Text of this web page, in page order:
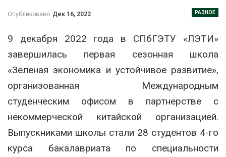
РАЗНОЕ
Опубликовано Дек 16, 2022
9 декабря 2022 года в СПбГЭТУ «ЛЭТИ»
завершилась первая сезонная школа
«Зеленая экономика и устойчивое развитие»,
организованная Международным
студенческим офисом в партнерстве с
некоммерческой китайской организацией.
Выпускниками школы стали 28 студентов 4-го
курса бакалавриата по специальности